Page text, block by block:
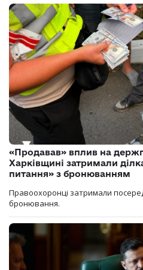
«Продавав» вплив на
Харківщині затримали
питання» з бронюванням
Правоохоронці затримали
бронювання.